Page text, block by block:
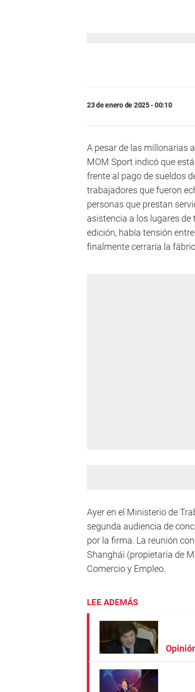
23 de enero de 2025 - 00:10
A pesar de las millonarias
MOM Sport indicó que
frente al pago de sueldos
trabajadores que fueron
personas que prestan
asistencia a los lugares
edición, había tensión
finalmente cerraría la
Ayer en el Ministerio de
segunda audiencia de
por la firma. La reunión
Shanghái (propietaria de
Comercio y Empleo.
LEE ADEMÁS